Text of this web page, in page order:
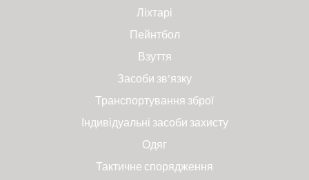
Ліхтарі
Пейнтбол
Взуття
Засоби зв'язку
Транспортування зброї
Індивідуальні засоби захисту
Одяг
Тактичне спорядження